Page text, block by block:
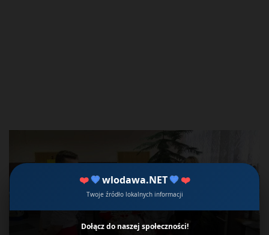
❤️ 💙wlodawa.NET 💙❤️
Twoje źródło lokalnych informacji
Dołącz do naszej społeczności!